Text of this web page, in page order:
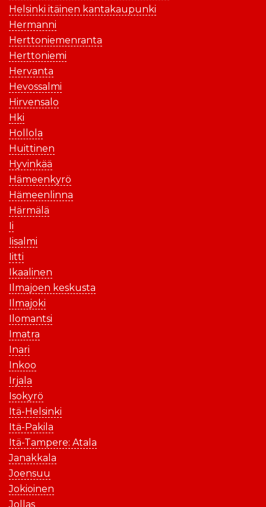
Helsinki itäinen kantakaupunki
Hermanni
Herttoniemenranta
Herttoniemi
Hervanta
Hevossalmi
Hirvensalo
Hki
Hollola
Huittinen
Hyvinkää
Hämeenkyrö
Hämeenlinna
Härmälä
Ii
Iisalmi
Iitti
Ikaalinen
Ilmajoen keskusta
Ilmajoki
Ilomantsi
Imatra
Inari
Inkoo
Irjala
Isokyrö
Itä-Helsinki
Itä-Pakila
Itä-Tampere: Atala
Janakkala
Joensuu
Jokioinen
Jollas